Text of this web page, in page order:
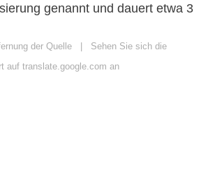
genannt und dauert etwa 3
der Quelle | Sehen Sie sich die
auf translate.google.com an